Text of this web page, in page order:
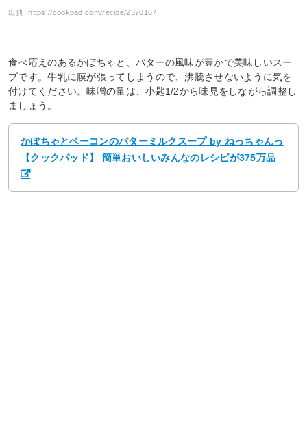
出典:https://cookpad.com/recipe/2370167
食べ応えのあるかぼちゃと、バターの風味が豊かで美味しいスー
プです。牛乳に膜が張ってしまうので、沸騰させないように気を
付けてください。味噌の量は、小匙1/2から味見をしながら調整し
ましょう。
かぼちゃとベーコンのバターミルクスープ by ねっちゃんっ
【クックパッド】 簡単おいしいみんなのレシピが375万品